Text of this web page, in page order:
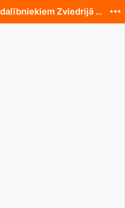
Veiksmes visiem dalībniekiem Zviedrijā debitējo...